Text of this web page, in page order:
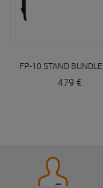
FP-10 STAND BUNDLE
479 €